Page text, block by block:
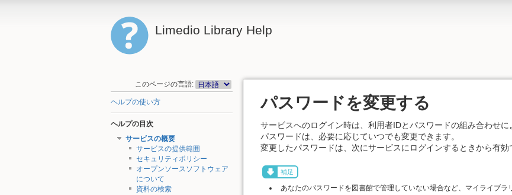
Limedio Library Help
このページの言語:
ヘルプの使い方
ヘルプの目次
サービスの概要
サービスの提供範囲
セキュリティポリシー
オープンソースソフトウェア
について
資料の検索
パスワードを変更する
サービスへのログイン時は、利用者IDとパスワードの組み合わせに
パスワードは、必要に応じていつでも変更できます。
変更したパスワードは、次にサービスにログインするときから有効
補足
あなたのパスワードを図書館で管理していない場合など、マイライブラ